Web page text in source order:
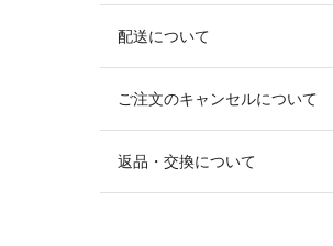
配送について
ご注文のキャンセルについて
返品・交換について